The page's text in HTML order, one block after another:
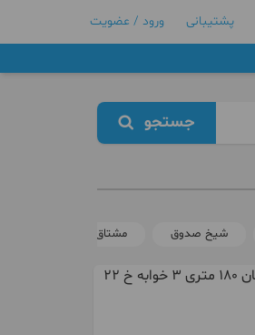
پشتیبانی ورود / عضویت
جستجو
شیخ صدوق مشتاق